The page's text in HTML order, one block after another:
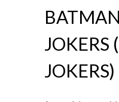
JOKERS
JOKERS)